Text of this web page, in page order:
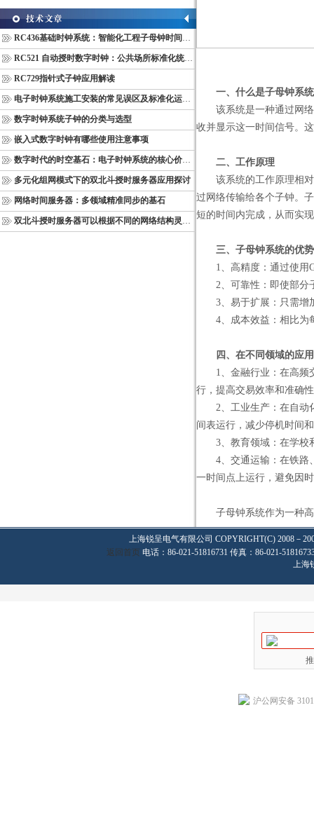
RC436基础时钟系统：智能化工程子母钟时间同步配套设备
RC521 自动授时数字时钟：公共场所标准化统一计时终端
RC729指针式子钟应用解读
电子时钟系统施工安装的常见误区及标准化运维管理规范
数字时钟系统子钟的分类与选型
嵌入式数字时钟有哪些使用注意事项
数字时代的时空基石：电子时钟系统的核心价值与多维意义
多元化组网模式下的双北斗授时服务器应用探讨
网络时间服务器：多领域精准同步的基石
双北斗授时服务器可以根据不同的网络结构灵活部署
一、什么是子母钟系
该系统是一种通过网络
收并显示这一时间信号。
二、工作原理
该系统的工作原理相对
过网络传输给各个子钟。
短的时间内完成，从而实
三、子母钟系统的优势
1、高精度：通过使用
2、可靠性：即使部分子
3、易于扩展：只需增加
4、成本效益：相比为每
四、在不同领域的应用
1、金融行业：在高频交
行，提高交易效率和准确
2、工业生产：在自动化
间表运行，减少停机时间
3、教育领域：在学校和
4、交通运输：在铁路、
一时间点上运行，避免因
子母钟系统作为一种高
上海锐呈电气有限公司 COPYRIGHT(C) 2008－
返回首页 电话：86-021-51816731 传真：86-021-
上海
沪公网安备